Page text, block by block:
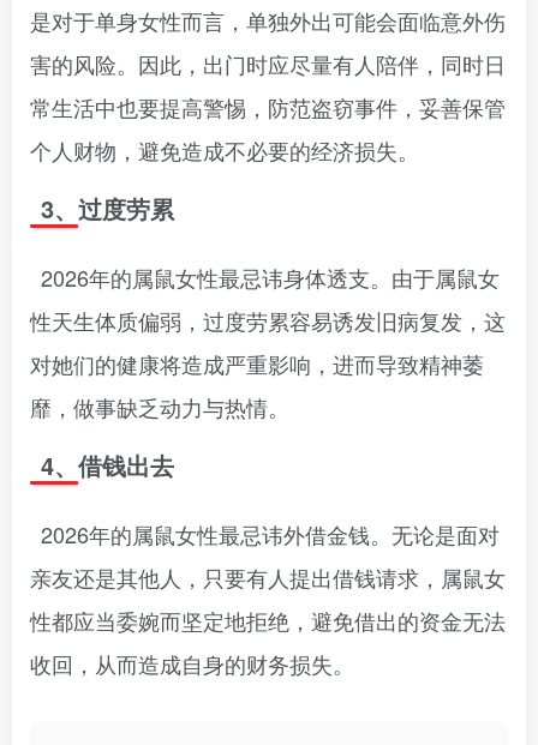
是对于单身女性而言，单独外出可能会面临意外伤
害的风险。因此，出门时应尽量有人陪伴，同时日
常生活中也要提高警惕，防范盗窃事件，妥善保管
个人财物，避免造成不必要的经济损失。
3、过度劳累
2026年的属鼠女性最忌讳身体透支。由于属鼠女
性天生体质偏弱，过度劳累容易诱发旧病复发，这
对她们的健康将造成严重影响，进而导致精神萎
靡，做事缺乏动力与热情。
4、借钱出去
2026年的属鼠女性最忌讳外借金钱。无论是面对
亲友还是其他人，只要有人提出借钱请求，属鼠女
性都应当委婉而坚定地拒绝，避免借出的资金无法
收回，从而造成自身的财务损失。